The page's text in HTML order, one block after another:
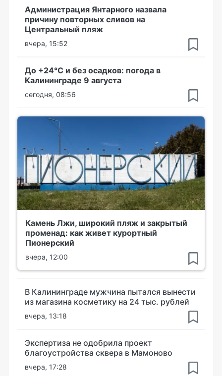
Администрация Янтарного назвала
причину повторных сливов на
Центральный пляж
вчера, 15:52
До +24°С и без осадков: погода в
Калининграде 9 августа
сегодня, 08:56
Камень Лжи, широкий пляж и закрытый
променад: как живет курортный
Пионерский
вчера, 12:00
В Калининграде мужчина пытался вынести
из магазина косметику на 24 тыс. рублей
вчера, 13:18
Экспертиза не одобрила проект
благоустройства сквера в Мамоново
вчера, 17:28